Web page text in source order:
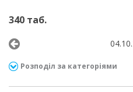
340 таб.
Розподіл за категоріями